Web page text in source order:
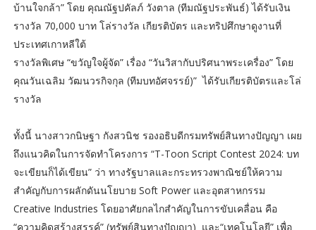
บ้านใจกล้า” โดย คุณณัฐปคัลภ์ วังตาล (ทีมณัฐประพันธ์) ได้รับเงิน
รางวัล 70,000 บาท โล่รางวัล เกียรติบัตร และทริปศึกษาดูงานที่
ประเทศเกาหลีใต้
รางวัลพิเศษ “ขวัญใจผู้จัด” เรื่อง “วันวิสากับปริศนาพระเครื่อง” โดย
คุณวันเฉลิม วัฒนวรกิจกุล (ทีมบทอัศจรรย์)” ได้รับเกียรติบัตรและโล่
รางวัล
ทั้งนี้ นางสาวกนิษฐา กังสวนิช รองอธิบดีกรมทรัพย์สินทางปัญญา เผย
ถึงแนวคิดในการจัดทำโครงการ “T-Toon Script Contest 2024: บท
จะเขียนก็ได้เขียน” ว่า ทางรัฐบาลและกระทรวงพาณิชย์ให้ความ
สำคัญกับการผลักดันนโยบาย Soft Power และอุตสาหกรรม
Creative Industries โดยอาศัยกลไกสำคัญในการขับเคลื่อน คือ
“ความคิดสร้างสรรค์” (ทรัพย์สินทางปัญญา) และ“เทคโนโลยี” เพื่อ